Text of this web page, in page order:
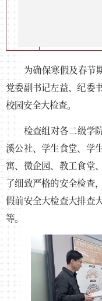
为确保寒假及春节
党委副书记左益、纪委
校园安全大检查。
检查组对各二级学
溪公社、学生食堂、学
寓、微企园、教工食堂
了细致严格的安全检查
假前安全大检查大排查
等。